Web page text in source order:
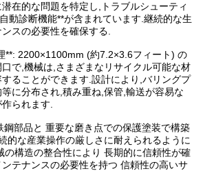
在的な問題を特定し,トラブルシューティ
動診断機能**が含まれています.継続的な生
スの必要性を確保する.
**: 2200×1100mm (約7.2×3.6フィート) の
で,機械は,さまざまなリサイクル可能な材
ることができます.設計により,バリングプ
に分布され,積み重ね,保管,輸送が容易な
られます.
部品と 重要な磨き点での保護塗装で構築
的な産業操作の厳しさに耐えられるように
の構造の整合性により 長期的に信頼性が確
テナンスの必要性を持つ 信頼性の高いサ